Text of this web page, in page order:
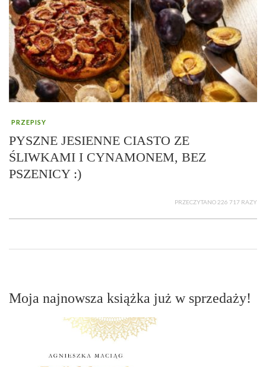
PRZEPISY
PYSZNE JESIENNE CIASTO ZE
ŚLIWKAMI I CYNAMONEM, BEZ
PSZENICY :)
PRZECZYTANO 226 717 RAZY
Moja najnowsza książka już w sprzedaży!